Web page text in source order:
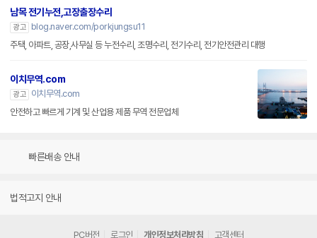
남목 전기누전,고장출장수리
광고
blog.naver.com/porkjungsu11
주택, 아파트, 공장,사무실 등 누전수리, 조명수리, 전기수리, 전기안전관리 대행
이치무역.com
광고
이치무역.com
안전하고 빠르게 기계 및 산업용 제품 무역 전문업체
빠른배송 안내
법적고지 안내
PC버전 로그인 개인정보처리방침 고객센터